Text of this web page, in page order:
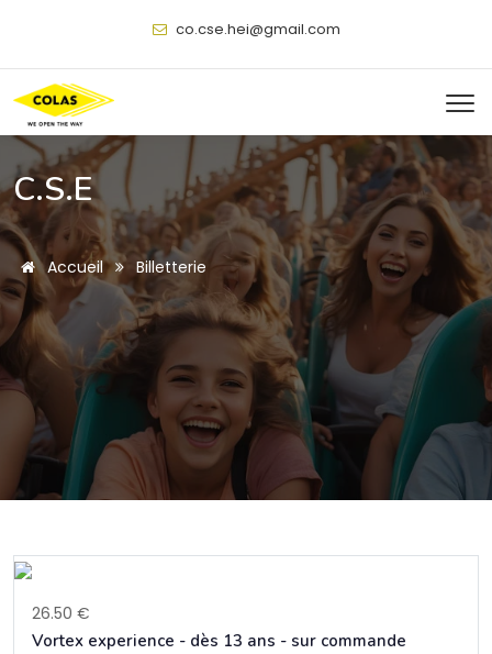
@
C.S.E
Accueil Billetterie
26.50 €
Vortex experience - dès 13 ans - sur commande